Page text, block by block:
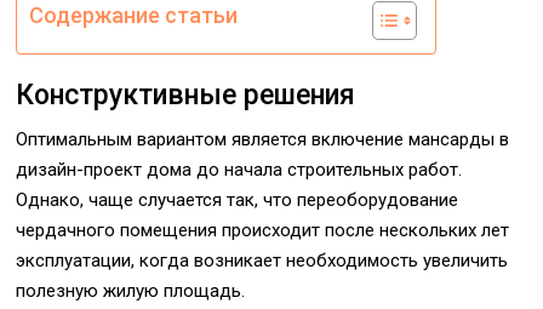
Содержание статьи
Конструктивные решения
Оптимальным вариантом является включение мансарды в
дизайн-проект дома до начала строительных работ.
Однако, чаще случается так, что переоборудование
чердачного помещения происходит после нескольких лет
эксплуатации, когда возникает необходимость увеличить
полезную жилую площадь.